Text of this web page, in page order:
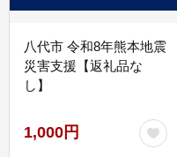
八代市 令和8年熊本地震
災害支援【返礼品な
し】
1,000円